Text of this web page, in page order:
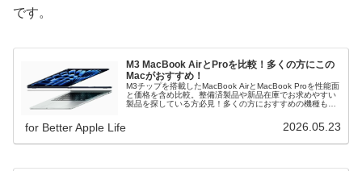
です。
M3 MacBook AirとProを比較！多くの方にこの
Macがおすすめ！
M3チップを搭載したMacBook AirとMacBook Proを性能面
と価格を含め比較。整備済製品や新品在庫でお求めやすい
製品を探している方必見！多くの方におすすめの機種も掲
for Better Apple Life 2026.05.23